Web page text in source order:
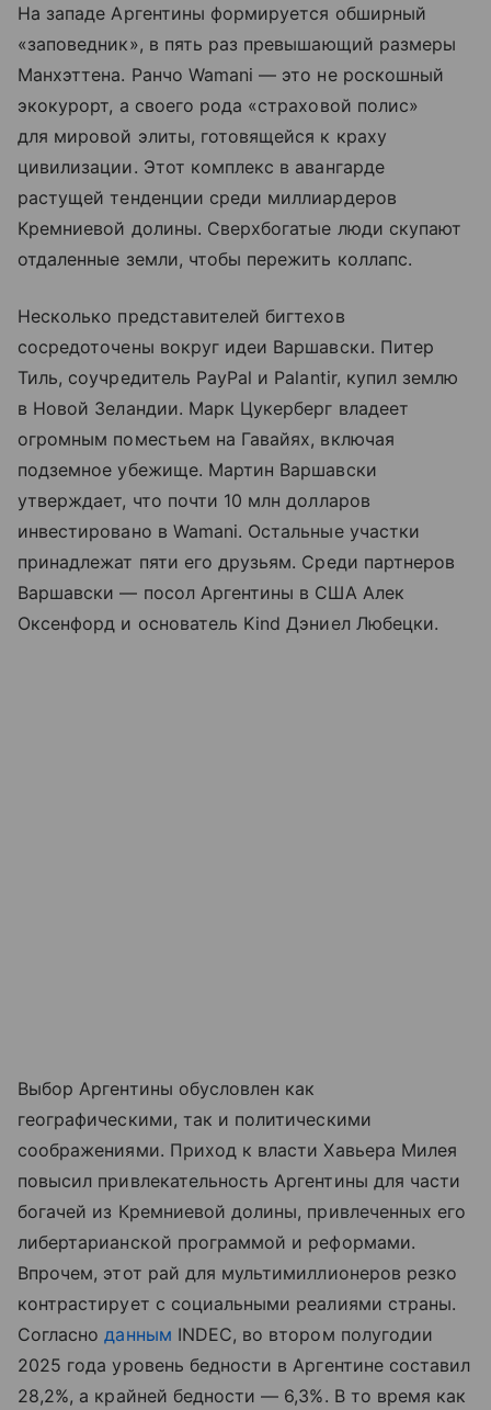
На западе Аргентины формируется обширный
«заповедник», в пять раз превышающий размеры
Манхэттена. Ранчо Wamani — это не роскошный
экокурорт, а своего рода «страховой полис»
для мировой элиты, готовящейся к краху
цивилизации. Этот комплекс в авангарде
растущей тенденции среди миллиардеров
Кремниевой долины. Сверхбогатые люди скупают
отдаленные земли, чтобы пережить коллапс.
Несколько представителей бигтехов
сосредоточены вокруг идеи Варшавски. Питер
Тиль, соучредитель PayPal и Palantir, купил землю
в Новой Зеландии. Марк Цукерберг владеет
огромным поместьем на Гавайях, включая
подземное убежище. Мартин Варшавски
утверждает, что почти 10 млн долларов
инвестировано в Wamani. Остальные участки
принадлежат пяти его друзьям. Среди партнеров
Варшавски — посол Аргентины в США Алек
Оксенфорд и основатель Kind Дэниел Любецки.
Выбор Аргентины обусловлен как
географическими, так и политическими
соображениями. Приход к власти Хавьера Милея
повысил привлекательность Аргентины для части
богачей из Кремниевой долины, привлеченных его
либертарианской программой и реформами.
Впрочем, этот рай для мультимиллионеров резко
контрастирует с социальными реалиями страны.
Согласноданным INDEC, во втором полугодии
2025 года уровень бедности в Аргентине составил
28,2%, а крайней бедности — 6,3%. В то время как